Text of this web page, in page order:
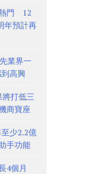
熱門 12
年預計再
業界一
高興
打低三
商寶座
少2.2億
手功能
4個月